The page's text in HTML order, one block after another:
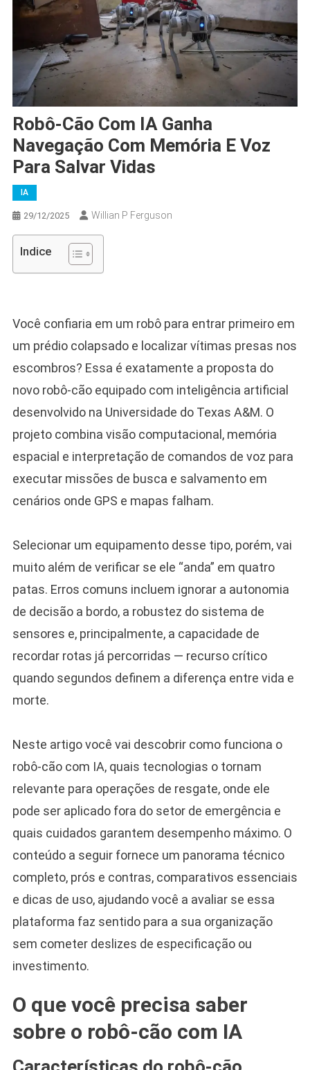
Robô-Cão Com IA Ganha
Navegação Com Memória E Voz
Para Salvar Vidas
IA
29/12/2025 Willian P Ferguson
Indice
Você confiaria em um robô para entrar primeiro em
um prédio colapsado e localizar vítimas presas nos
escombros? Essa é exatamente a proposta do
novo robô-cão equipado com inteligência artificial
desenvolvido na Universidade do Texas A&M. O
projeto combina visão computacional, memória
espacial e interpretação de comandos de voz para
executar missões de busca e salvamento em
cenários onde GPS e mapas falham.
Selecionar um equipamento desse tipo, porém, vai
muito além de verificar se ele “anda” em quatro
patas. Erros comuns incluem ignorar a autonomia
de decisão a bordo, a robustez do sistema de
sensores e, principalmente, a capacidade de
recordar rotas já percorridas — recurso crítico
quando segundos definem a diferença entre vida e
morte.
Neste artigo você vai descobrir como funciona o
robô-cão com IA, quais tecnologias o tornam
relevante para operações de resgate, onde ele
pode ser aplicado fora do setor de emergência e
quais cuidados garantem desempenho máximo. O
conteúdo a seguir fornece um panorama técnico
completo, prós e contras, comparativos essenciais
e dicas de uso, ajudando você a avaliar se essa
plataforma faz sentido para a sua organização
sem cometer deslizes de especificação ou
investimento.
O que você precisa saber
sobre o robô-cão com IA